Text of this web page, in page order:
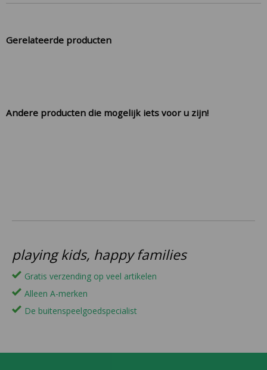
Gerelateerde producten
Andere producten die mogelijk iets voor u zijn!
playing kids, happy families
Gratis verzending op veel artikelen
Alleen A-merken
De buitenspeelgoedspecialist